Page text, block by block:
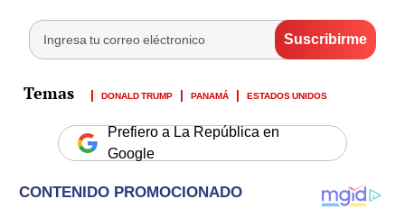
DONALD TRUMP PANAMÁ ESTADOS UNIDOS
Prefiero a La República en
Google